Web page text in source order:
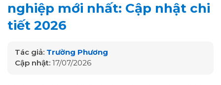
nghiệp mới nhất: Cập nhật chi
tiết 2026
Tác giả: Trường Phương
Cập nhật: 17/07/2026